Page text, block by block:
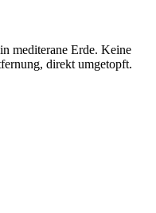
mediterane Erde. Keine
direkt umgetopft.